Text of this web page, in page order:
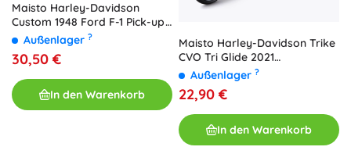
Maisto Harley-Davidson
Custom 1948 Ford F-1 Pick-up
mit 1958 FLH Duo Glide 1:24
Außenlager ?
30,50 €
In den Warenkorb
Maisto Harley-Davidson Trike
CVO Tri Glide 2021
Metallmodell 1:12 metallic-rot
Außenlager ?
22,90 €
In den Warenkorb